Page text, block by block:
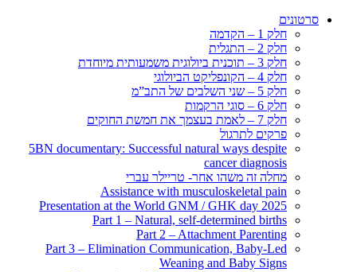
סרטונים
חלק 1 – הקדמה
חלק 2 – התגלית
חלק 3 – תוכנית ביולוגית משמעותית מיוחדת
חלק 4 – הקונפליקט הביולוגי
חלק 5 – שני השלבים של התב”מ
חלק 6 – סוגי הרקמות
חלק 7 – לאמת בעצמך את חמשת החוקים
פרקים לתרגול
5BN documentary: Successful natural ways despite
cancer diagnosis
מחלה זה משהו אחר- טריילר עברי
Assistance with musculoskeletal pain
Presentation at the World GNM / GHK day 2025
Part 1 – Natural, self-determined births
Part 2 – Attachment Parenting
Part 3 – Elimination Communication, Baby-Led
Weaning and Baby Signs